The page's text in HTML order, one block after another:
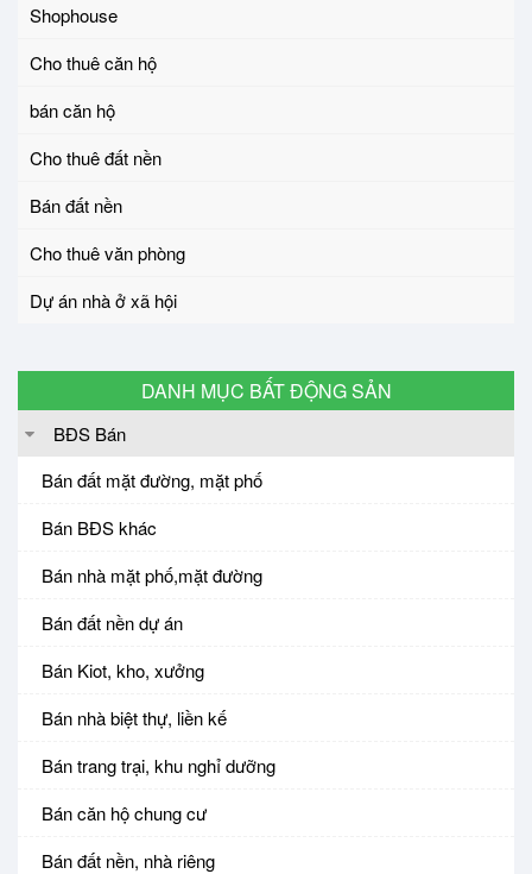
Shophouse
Cho thuê căn hộ
bán căn hộ
Cho thuê đất nền
Bán đất nền
Cho thuê văn phòng
Dự án nhà ở xã hội
DANH MỤC BẤT ĐỘNG SẢN
BĐS Bán
Bán đất mặt đường, mặt phố
Bán BĐS khác
Bán nhà mặt phố,mặt đường
Bán đất nền dự án
Bán Kiot, kho, xưởng
Bán nhà biệt thự, liền kế
Bán trang trại, khu nghỉ dưỡng
Bán căn hộ chung cư
Bán đất nền, nhà riêng